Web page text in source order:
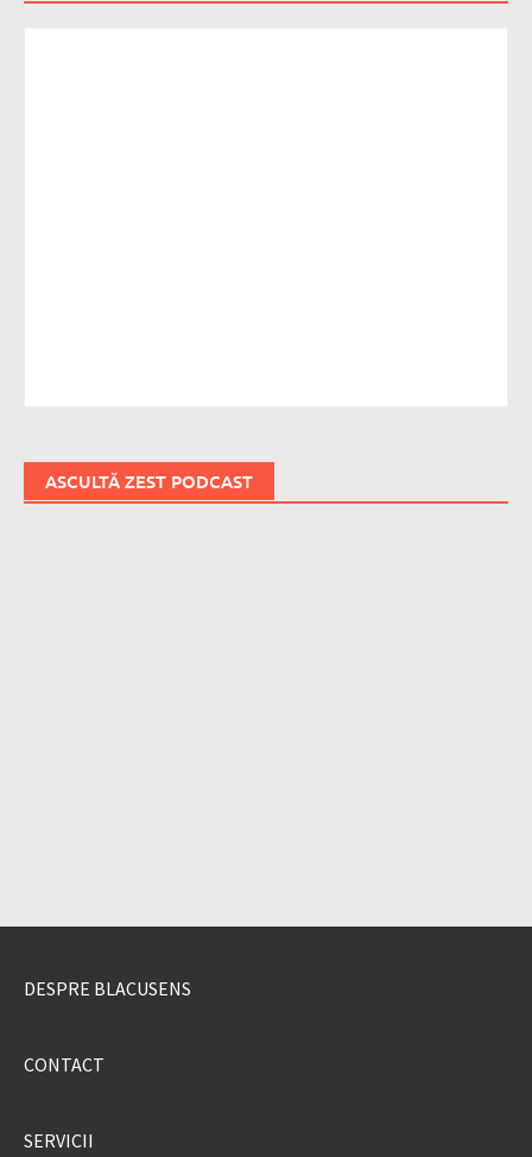
ASCULTĂ ZEST PODCAST
DESPRE BLACUSENS
CONTACT
SERVICII